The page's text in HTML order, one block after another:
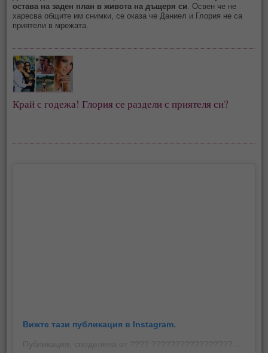
остава на заден план в живота на дъщеря си . Освен че не
харесва общите им снимки, се оказа че Даниел и Глория не са
приятели в мрежата.
Край с годежа! Глория се раздели с приятеля си?
Вижте тази публикация в Instagram.